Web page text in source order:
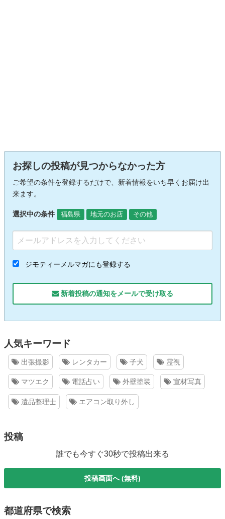
お探しの投稿が見つからなかった方
ご希望の条件を登録するだけで、新着情報をいち早くお届け出
来ます。
選択中の条件 福島県 地元のお店 その他
ジモティーメルマガにも登録する
新着投稿の通知をメールで受け取る
人気キーワード
出張撮影 レンタカー 子犬 霊視
マツエク 電話占い 外壁塗装 宣材写真
遺品整理士 エアコン取り外し
投稿
誰でも今すぐ30秒で投稿出来る
投稿画面へ (無料)
都道府県で検索